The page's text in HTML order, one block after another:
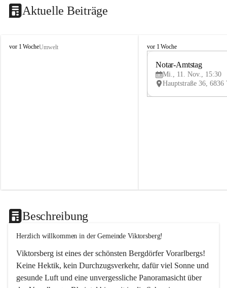
Aktuelle Beiträge
V
vor 1 WocheUmwelt
V
vor 1 Woche
Notar-Amtstag
Mi., 11. Nov., 15:30
Beschreibung
Herzlich willkommen in der Gemeinde Viktorsberg!
Viktorsberg ist eines der schönsten Bergdörfer Vorarlbergs!
Keine Hektik, kein Durchzugsverkehr, dafür viel Sonne und
gesunde Luft und eine unvergessliche Panoramasicht über